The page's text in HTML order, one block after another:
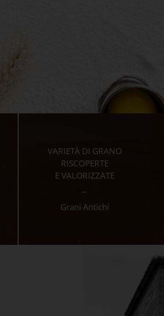
VARIETÀ DI GRANO
RISCOPERTE
E VALORIZZATE
Grani Antichi